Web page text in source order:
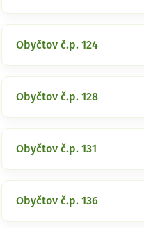
Obyčtov č.p. 124
Obyčtov č.p. 128
Obyčtov č.p. 131
Obyčtov č.p. 136